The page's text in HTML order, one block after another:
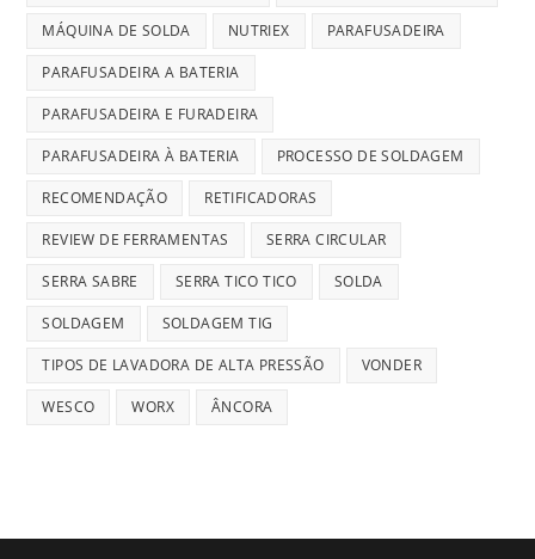
MÁQUINA DE SOLDA NUTRIEX PARAFUSADEIRA
PARAFUSADEIRA A BATERIA
PARAFUSADEIRA E FURADEIRA
PARAFUSADEIRA À BATERIA PROCESSO DE SOLDAGEM
RECOMENDAÇÃO RETIFICADORAS
REVIEW DE FERRAMENTAS SERRA CIRCULAR
SERRA SABRE SERRA TICO TICO SOLDA
SOLDAGEM SOLDAGEM TIG
TIPOS DE LAVADORA DE ALTA PRESSÃO VONDER
WESCO WORX ÂNCORA